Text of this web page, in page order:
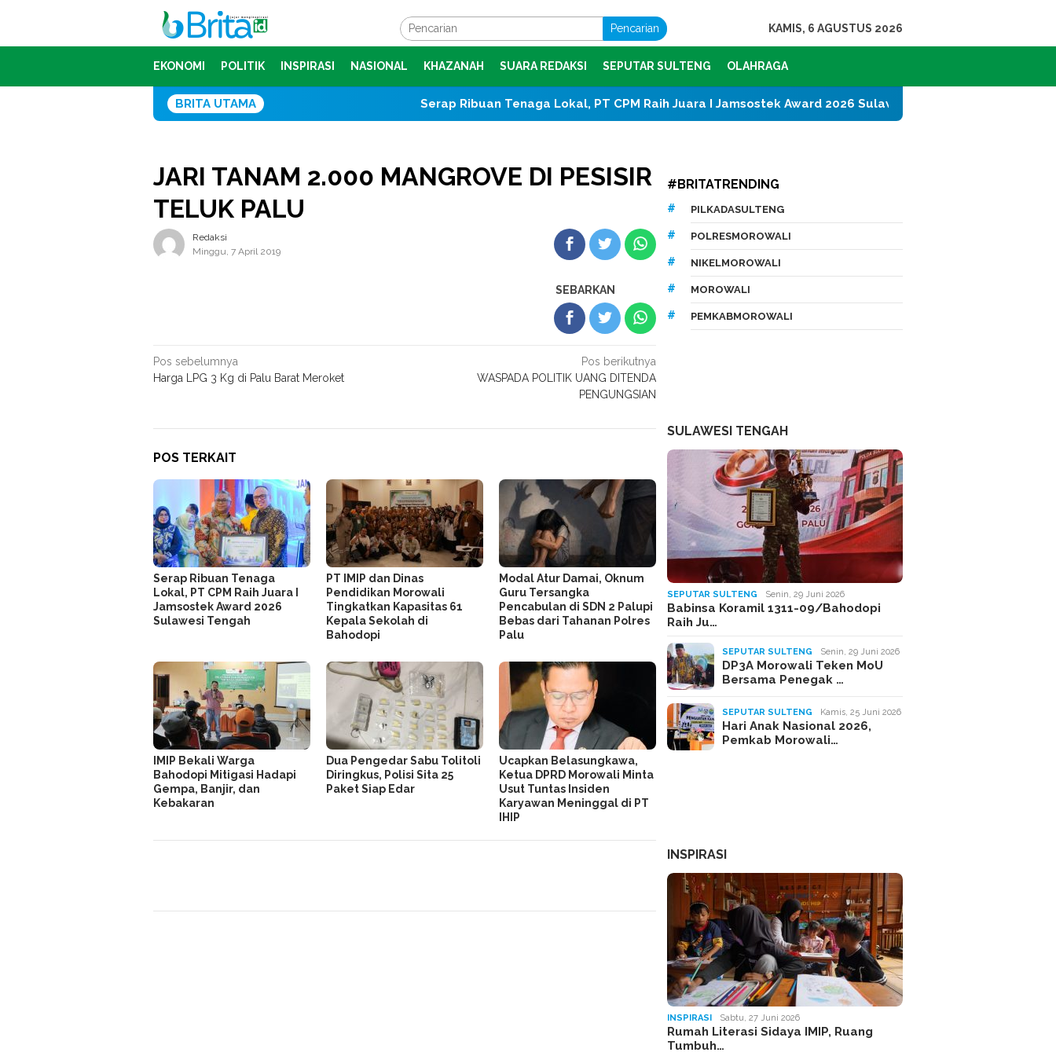
Pencarian KAMIS, 6 AGUSTUS 2026
EKONOMI POLITIK INSPIRASI NASIONAL KHAZANAH SUARA REDAKSI SEPUTAR SULTENG OLAHRAGA
BRITA UTAMA Serap Ribuan Tenaga Lokal, PT CPM Raih Juara I Jamsostek Award 2026 Sulawesi Tengah
JARI TANAM 2.000 MANGROVE DI PESISIR
TELUK PALU
Redaksi
Minggu, 7 April 2019
SEBARKAN
Navigasi
pos
Pos sebelumnya
Harga LPG 3 Kg di Palu Barat Meroket
Pos berikutnya
WASPADA POLITIK UANG DITENDA
PENGUNGSIAN
POS TERKAIT
Serap Ribuan Tenaga
Lokal, PT CPM Raih Juara I
Jamsostek Award 2026
Sulawesi Tengah
PT IMIP dan Dinas
Pendidikan Morowali
Tingkatkan Kapasitas 61
Kepala Sekolah di
Bahodopi
Modal Atur Damai, Oknum
Guru Tersangka
Pencabulan di SDN 2 Palupi
Bebas dari Tahanan Polres
Palu
IMIP Bekali Warga
Bahodopi Mitigasi Hadapi
Gempa, Banjir, dan
Kebakaran
Dua Pengedar Sabu Tolitoli
Diringkus, Polisi Sita 25
Paket Siap Edar
Ucapkan Belasungkawa,
Ketua DPRD Morowali Minta
Usut Tuntas Insiden
Karyawan Meninggal di PT
IHIP
#BRITATRENDING
PILKADASULTENG
POLRESMOROWALI
NIKELMOROWALI
MOROWALI
PEMKABMOROWALI
SULAWESI TENGAH
SEPUTAR SULTENG Senin, 29 Juni 2026
Babinsa Koramil 1311-09/Bahodopi
Raih Ju…
SEPUTAR SULTENG Senin, 29 Juni 2026
DP3A Morowali Teken MoU
Bersama Penegak …
SEPUTAR SULTENG Kamis, 25 Juni 2026
Hari Anak Nasional 2026,
Pemkab Morowali…
INSPIRASI
INSPIRASI Sabtu, 27 Juni 2026
Rumah Literasi Sidaya IMIP, Ruang
Tumbuh…